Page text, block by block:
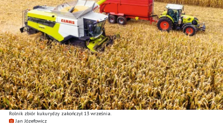
Rolnik zbiór kukurydzy zakończył 13 września.
Jan Józefowicz